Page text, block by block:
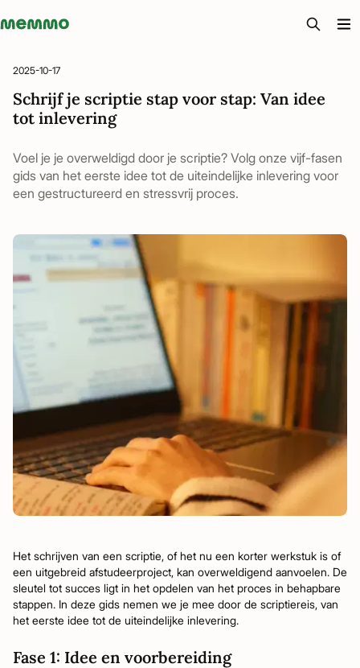
Memmo - AI-verktyg och digital kurslitteratur
2025-10-17
Schrijf je scriptie stap voor stap: Van idee
tot inlevering
Voel je je overweldigd door je scriptie? Volg onze vijf-fasen
gids van het eerste idee tot de uiteindelijke inlevering voor
een gestructureerd en stressvrij proces.
Het schrijven van een scriptie, of het nu een korter werkstuk is of
een uitgebreid afstudeerproject, kan overweldigend aanvoelen. De
sleutel tot succes ligt in het opdelen van het proces in behapbare
stappen. In deze gids nemen we je mee door de scriptiereis, van
het eerste idee tot de uiteindelijke inlevering.
Fase 1: Idee en voorbereiding